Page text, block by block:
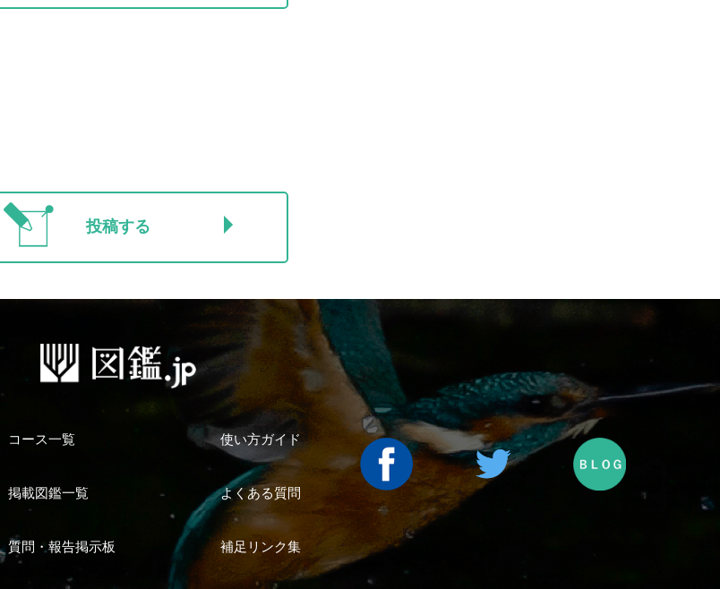
投稿する
コース一覧 使い方ガイド
掲載図鑑一覧 よくある質問
質問・報告掲示板 補足リンク集